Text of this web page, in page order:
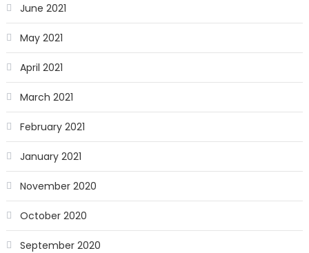
June 2021
May 2021
April 2021
March 2021
February 2021
January 2021
November 2020
October 2020
September 2020